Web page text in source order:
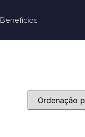
Benefícios